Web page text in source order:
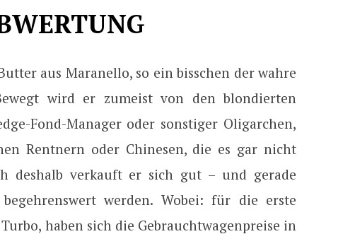
aus Maranello, so ein bisschen der wahre
wird er zumeist von den blondierten
Fond-Manager oder sonstiger Oligarchen,
Rentnern oder Chinesen, die es gar nicht
deshalb verkauft er sich gut – und gerade
werden. Wobei: für die erste
haben sich die Gebrauchtwagenpreise in